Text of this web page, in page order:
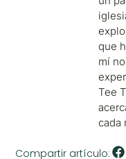
que
mí
Tee
cada
Compartir artículo: